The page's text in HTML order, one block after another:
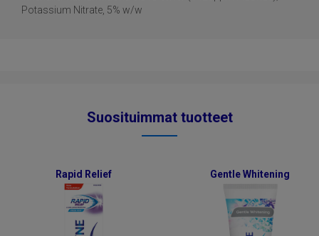
Potassium Nitrate, 5% w/w
Suosituimmat tuotteet
Rapid Relief Gentle Whitening